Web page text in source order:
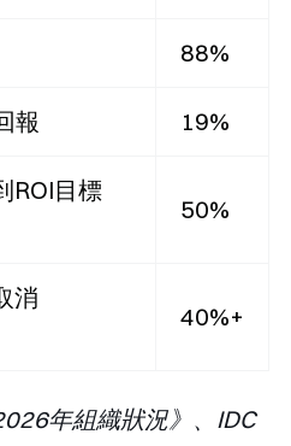
88%
報 19%
ROI目標
50%
消
40%+
年組織狀況》、IDC